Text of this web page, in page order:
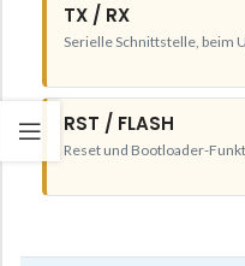
TX / RX
Serielle Schnittstelle, beim
RST / FLASH
Reset und Bootloader-